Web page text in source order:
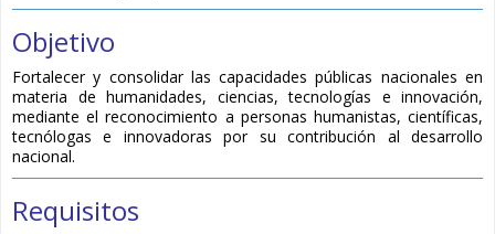
Objetivo
Fortalecer y consolidar las capacidades públicas nacionales en
materia de humanidades, ciencias, tecnologías e innovación,
mediante el reconocimiento a personas humanistas, científicas,
tecnólogas e innovadoras por su contribución al desarrollo
nacional.
Requisitos